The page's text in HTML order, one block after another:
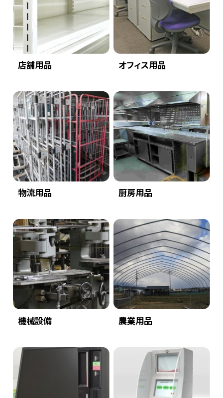
店舗用品 オフィス用品
物流用品 厨房用品
機械設備 農業用品